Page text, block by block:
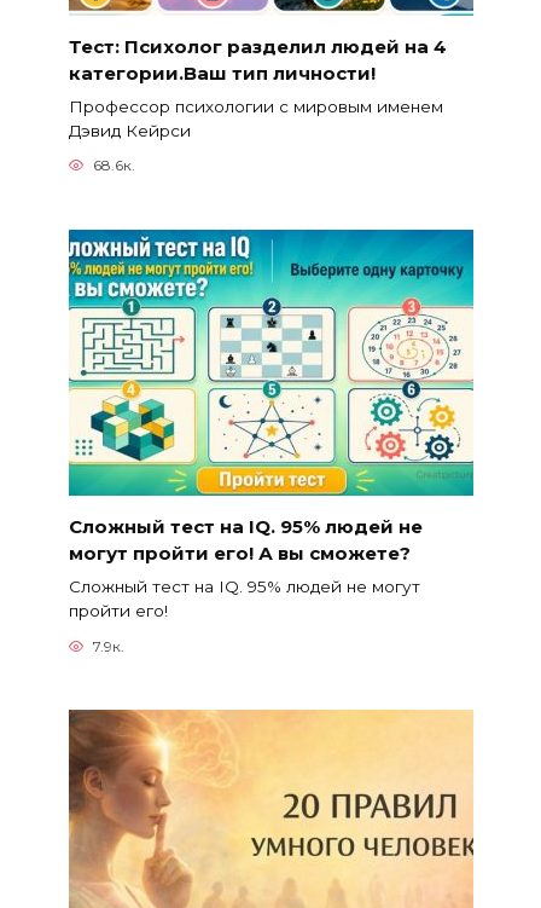
Тест: Психолог разделил людей на 4
категории.Ваш тип личности!
Профессор психологии с мировым именем
Дэвид Кейрси
68.6к.
Сложный тест на IQ. 95% людей не
могут пройти его! А вы сможете?
Сложный тест на IQ. 95% людей не могут
пройти его!
7.9к.